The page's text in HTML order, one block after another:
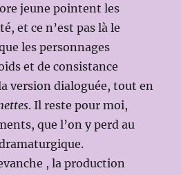
jeune pointent les
et ce n’est pas là le
les personnages
et de consistance
version dialoguée, tout en
. Il reste pour moi,
que l’on y perd au
, la production